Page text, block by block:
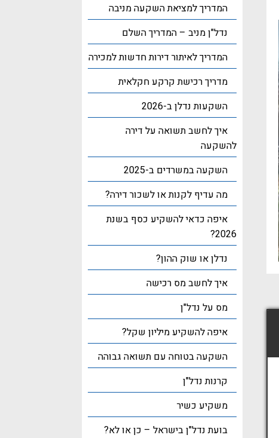
המדריך למציאת השקעה מניבה
נדל"ן מניב – המדריך השלם
המדריך לאיתור דירות חדשות למכירה
מדריך רכישת קרקע חקלאית
השקעות נדלן ב-2026
איך לחשב תשואה על דירה
להשקעה
השקעה במשרדים ב-2025
מה עדיף לקנות או לשכור דירה?
איפה כדאי להשקיע כסף בשנת
2026?
נדלן או שוק ההון?
איך לחשב מס רכישה
מס על נדל"ן
איפה להשקיע מיליון שקל?
השקעה בטוחה עם תשואה גבוהה
קרנות נדל"ן
משקיע כשיר
בועת נדל"ן בישראל – כן או לא?